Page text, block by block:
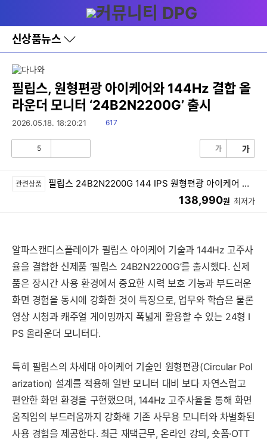
와
홈
신상품뉴스
바
로
레
이
어
창
토
필립스, 원형편광 아이케어와 144Hz 결합 올
라운더 모니터 ‘24B2N2200G’ 출시
2026.05.18. 18:20:21
읽
617
5 가 가
관련상품 필립스 24B2N2200G 144 IPS 원형편광 아이케어 보더리스 게이밍 무결점
138,990원 최저가
알파스캔디스플레이가 필립스 아이케어 기술과 144Hz 고주사
율을 결합한 신제품 ‘필립스 24B2N2200G’를 출시했다. 신제
품은 장시간 사용 환경에서 중요한 시력 보호 기능과 부드러운
화면 경험을 동시에 강화한 것이 특징으로, 업무와 학습은 물론
영상 시청과 캐주얼 게이밍까지 폭넓게 활용할 수 있는 24형 I
PS 올라운더 모니터다.
특히 필립스의 차세대 아이케어 기술인 원형편광(Circular Pol
arization) 설계를 적용해 일반 모니터 대비 보다 자연스럽고
편안한 화면 환경을 구현했으며, 144Hz 고주사율을 통해 화면
움직임의 부드러움까지 강화해 기존 사무용 모니터와 차별화된
사용 경험을 제공한다. 최근 재택근무, 온라인 강의, 숏폼·OTT
세부정보 열기/접기